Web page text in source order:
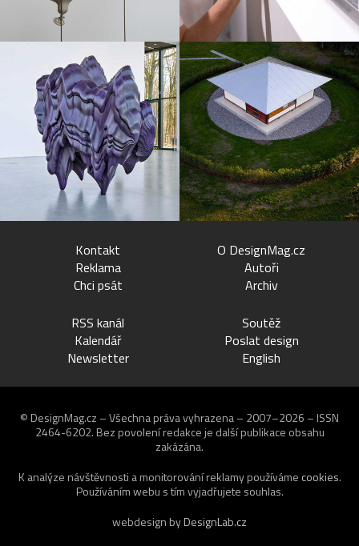
Kontakt
Reklama
Chci psát
O DesignMag.cz
Autoři
Archiv
RSS kanál
Kalendář
Newsletter
Soutěž
Poslat design
English
© DesignMag.cz – Všechna práva vyhrazena – 2007–2026 – ISSN
2464-6202. Bez povolení redakce je další publikace obsahu
zakázána.
K analýze návštěvnosti a monitorování reklamy používáme cookies.
Používáním webu s tím vyjadřujete souhlas.
webdesign byDesignLab.cz